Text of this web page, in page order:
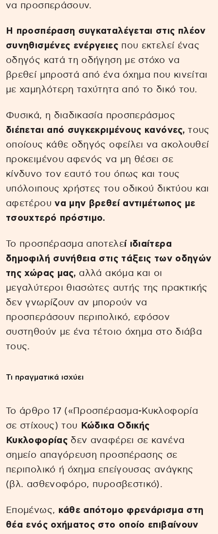
να προσπεράσουν.
Η προσπέραση συγκαταλέγεται στις πλέον
συνηθισμένες ενέργειεςπου εκτελεί ένας
οδηγός κατά τη οδήγηση με στόχο να
βρεθεί μπροστά από ένα όχημα που κινείται
με χαμηλότερη ταχύτητα από το δικό του.
Φυσικά, η διαδικασία προσπεράσμος
διέπεται από συγκεκριμένους κανόνες, τους
οποίους κάθε οδηγός οφείλει να ακολουθεί
προκειμένου αφενός να μη θέσει σε
κίνδυνο τον εαυτό του όπως και τους
υπόλοιπους χρήστες του οδικού δικτύου και
αφετέρουνα μην βρεθεί αντιμέτωπος με
τσουχτερό πρόστιμο.
Το προσπέρασμα αποτελεί ιδιαίτερα
δημοφιλή συνήθεια στις τάξεις των οδηγών
της χώρας μας, αλλά ακόμα και οι
μεγαλύτεροι θιασώτες αυτής της πρακτικής
δεν γνωρίζουν αν μπορούν να
προσπεράσουν περιπολικό, εφόσον
συστηθούν με ένα τέτοιο όχημα στο διάβα
τους.
Τι πραγματικά ισχύει
Το άρθρο 17 («Προσπέρασμα-Κυκλοφορία
σε στίχους) του
Κώδικα Οδικής
Κυκλοφορίαςδεν αναφέρει σε κανένα
σημείο απαγόρευση προσπέρασης σε
περιπολικό ή όχημα επείγουσας ανάγκης
(βλ. ασθενοφόρο, πυροσβεστικό).
Επομένως, κάθε απότομο φρενάρισμα στη
θέα ενός οχήματος στο οποίο επιβαίνουν